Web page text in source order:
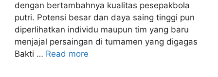
dengan bertambahnya kualitas pesepakbola
putri. Potensi besar dan daya saing tinggi pun
diperlihatkan individu maupun tim yang baru
menjajal persaingan di turnamen yang digagas
Bakti … Read more